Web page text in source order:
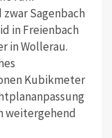
Sagenbach
in Freienbach
in Wollerau.
Kubikmeter
weitergehend